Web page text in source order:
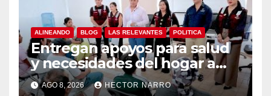
ALINEANDO BLOG LAS RELEVANTES POLITICA
Entregan apoyos para salud
y necesidades del hogar a
familias de Cabo San Lucas
AGO 8, 2026 HECTOR NARRO